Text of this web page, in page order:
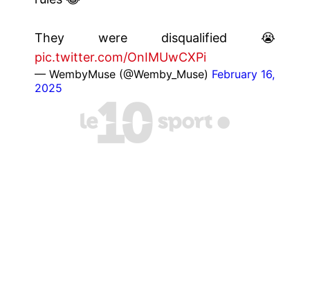
They were disqualified 😭
pic.twitter.com/OnIMUwCXPi
— WembyMuse (@Wemby_Muse) February 16,
2025